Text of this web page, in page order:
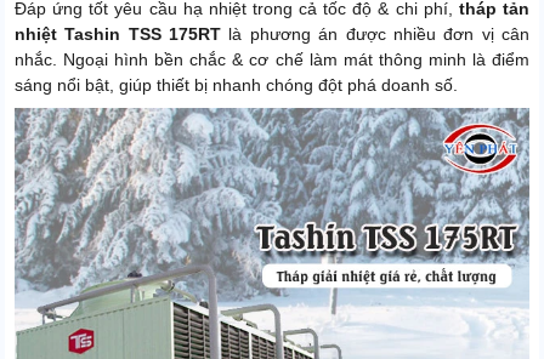
Đáp ứng tốt yêu cầu hạ nhiệt trong cả tốc độ & chi phí, tháp tản
nhiệt Tashin TSS 175RT là phương án được nhiều đơn vị cân
nhắc. Ngoại hình bền chắc & cơ chế làm mát thông minh là điểm
sáng nổi bật, giúp thiết bị nhanh chóng đột phá doanh số.